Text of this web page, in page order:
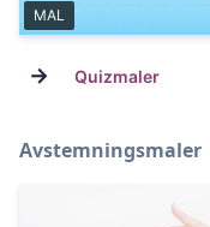
MAL
→ Quizmaler
Avstemningsmaler